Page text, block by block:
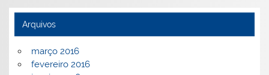
Arquivos
março 2016
fevereiro 2016